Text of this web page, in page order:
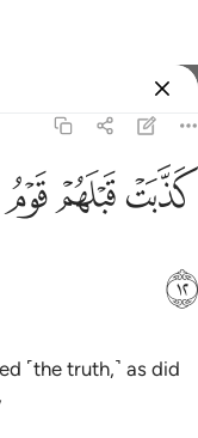
كَذَّبَتْ
ﲫﲬﲭ
ﲲ
˹the truth,˺ as did